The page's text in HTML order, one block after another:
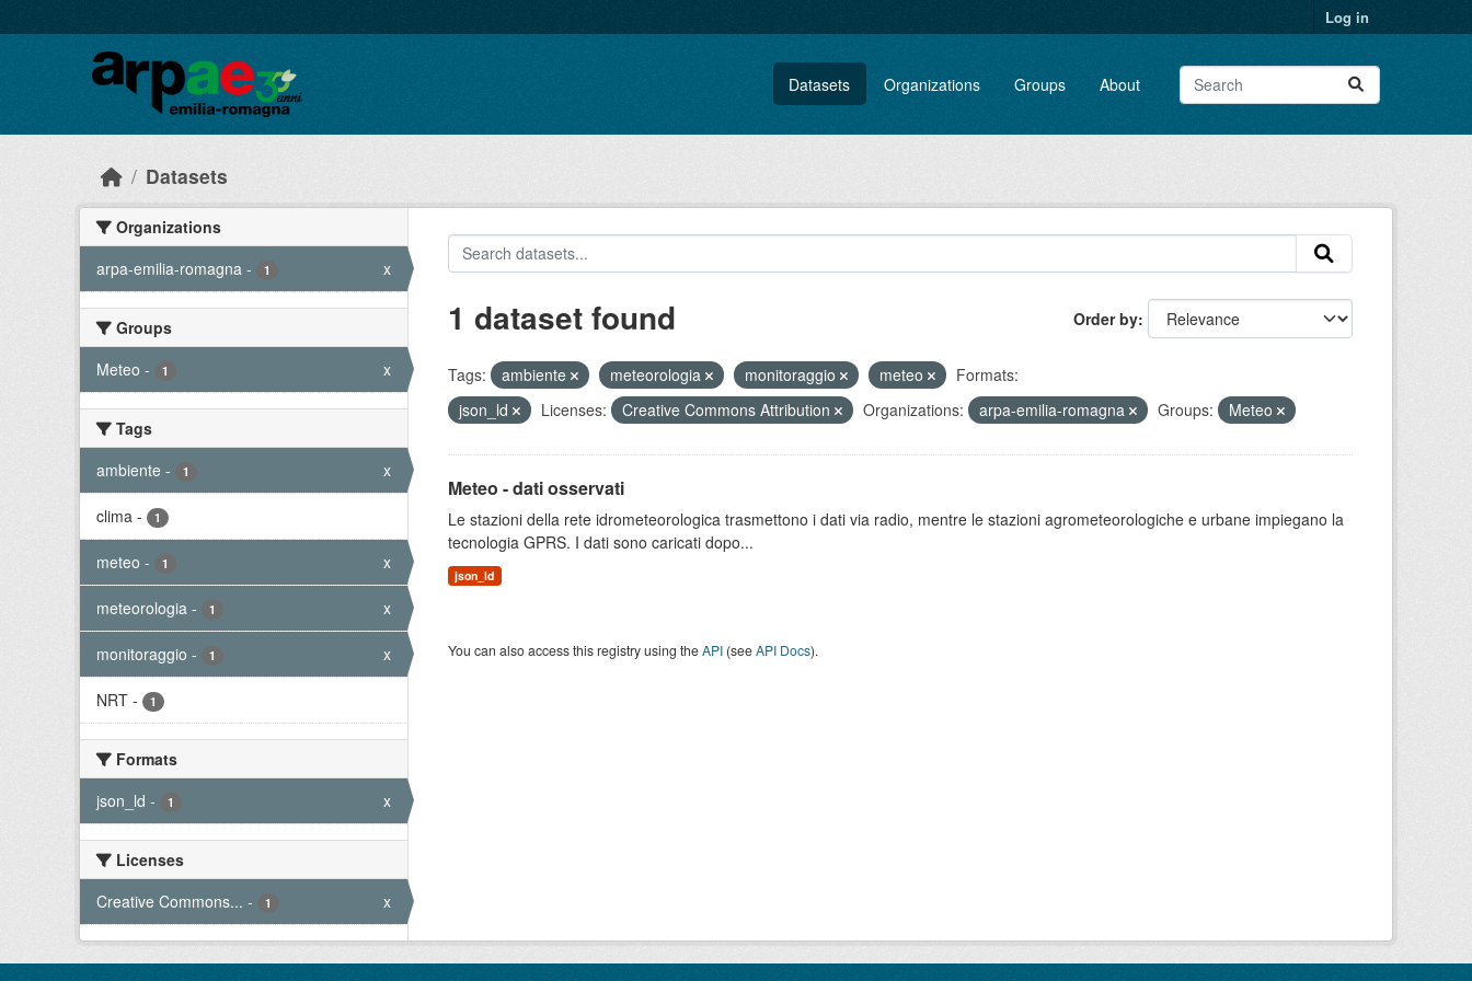
Log in
Datasets Organizations Groups About
Datasets
Organizations
arpa-emilia-romagna - 1 x
Groups
Meteo - 1 x
Tags
ambiente - 1 x
clima - 1
meteo - 1 x
meteorologia - 1 x
monitoraggio - 1 x
NRT - 1
Formats
json_ld - 1 x
Licenses
Creative Commons... - 1 x
Order by
1 dataset found
Tags: ambiente meteorologia monitoraggio meteo
Formats:
json_ld
Licenses: Creative Commons Attribution Organizations: arpa-emilia-romagna Groups: Meteo
Meteo - dati osservati
Le stazioni della rete idrometeorologica trasmettono i dati via radio, mentre le stazioni agrometeorologiche e urbane impiegano la
tecnologia GPRS. I dati sono caricati dopo...
json_ld
You can also access this registry using theAPI(seeAPI Docs).